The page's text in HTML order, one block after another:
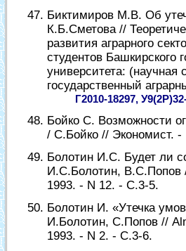
Биктимиров М.В. Об
К.Б.Сметова //
развития аграрного
студентов Башкирского
университета:
государственный
Г2010-18297,
Бойко С. Возможности
/ С.Бойко // Экономист.
Болотин И.С. Будет ли
И.С.Болотин, В.С.Попов
1993. - N 12. - С.3-5.
Болотин И. «Утечка
И.Болотин, С.Попов //
1993. - N 2. - С.3-6.